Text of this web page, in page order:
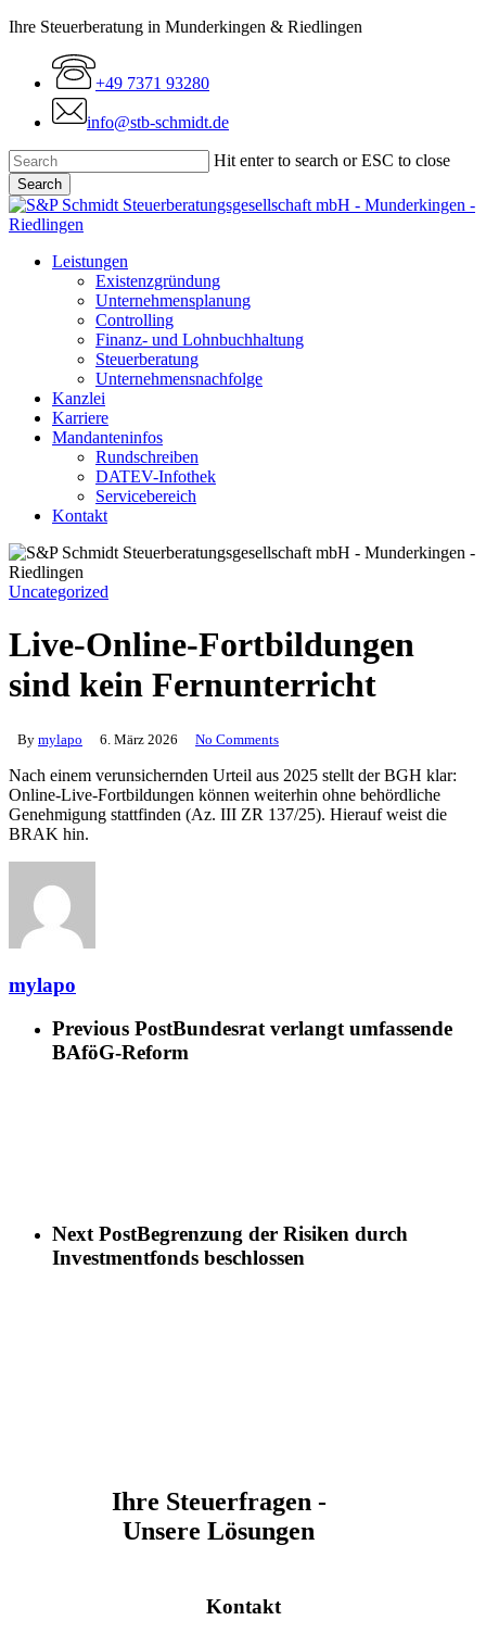
Skip
content
Ihre Steuerberatung in Munderkingen & Riedlingen
+49 7371 93280
info@stb-schmidt.de
Hit enter to search or ESC to close
Search
Close
Search
Menu
Leistungen
Existenzgründung
Unternehmensplanung
Controlling
Finanz- und Lohnbuchhaltung
Steuerberatung
Unternehmensnachfolge
Kanzlei
Karriere
Mandanteninfos
Rundschreiben
DATEV-Infothek
Servicebereich
Kontakt
Uncategorized
Live-Online-Fortbildungen
sind kein Fernunterricht
By mylapo 6. März 2026 No Comments
Nach einem verunsichernden Urteil aus 2025 stellt der BGH klar:
Online-Live-Fortbildungen können weiterhin ohne behördliche
Genehmigung stattfinden (Az. III ZR 137/25). Hierauf weist die
BRAK hin.
mylapo
Previous PostBundesrat verlangt umfassende
BAföG-Reform
Next PostBegrenzung der Risiken durch
Investmentfonds beschlossen
Ihre Steuerfragen -
Unsere Lösungen
Kontakt